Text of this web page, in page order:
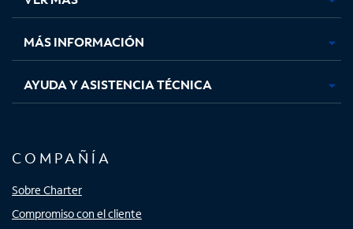
nuevanuevanuevanueva
MÁS INFORMACIÓN
AYUDA Y ASISTENCIA TÉCNICA
COMPAÑÍA
Sobre Charter
Compromiso con el cliente